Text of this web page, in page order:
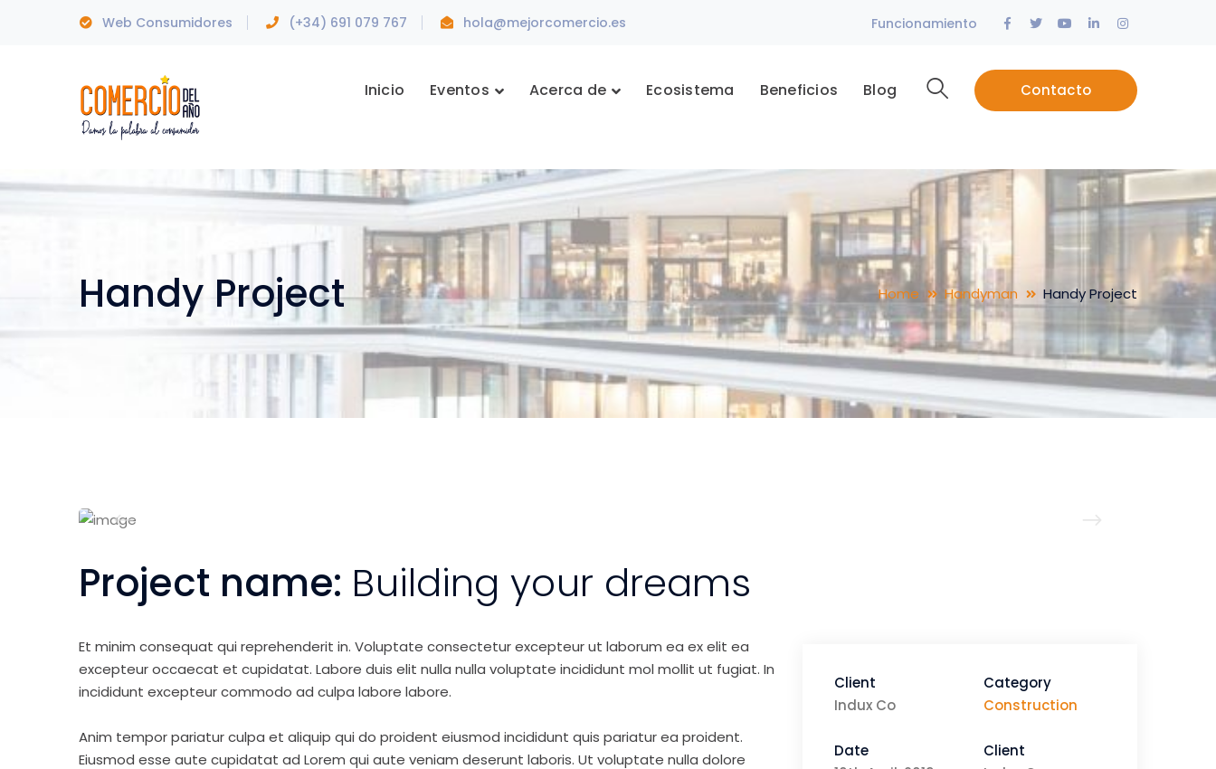
Web Consumidores (+34) 691 079 767 hola@mejorcomercio.es Funcionamiento
Facebook
TwitterYoutube
LinkedInInstagram
Contacto
Inicio Eventos Acerca de Ecosistema Beneficios Blog
Handy Project Home Handyman Handy Project
Project name: Building your dreams
Et minim consequat qui reprehenderit in. Voluptate consectetur excepteur ut laborum ea ex elit ea
excepteur occaecat et cupidatat. Labore duis elit nulla nulla voluptate incididunt mol mollit ut fugiat. In
incididunt excepteur commodo ad culpa labore labore.
Anim tempor pariatur culpa et aliquip qui do proident eiusmod incididunt quis pariatur ea proident.
Eiusmod esse aute cupidatat ad Lorem qui aute veniam deserunt laboris. Ut voluptate nulla dolore
Client
Indux Co
Category
Construction
Date
Client